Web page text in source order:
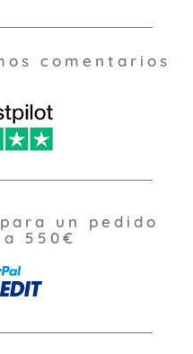
comentarios
un pedido
550€